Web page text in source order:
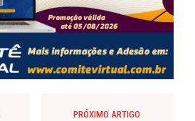
PRÓXIMO ARTIGO